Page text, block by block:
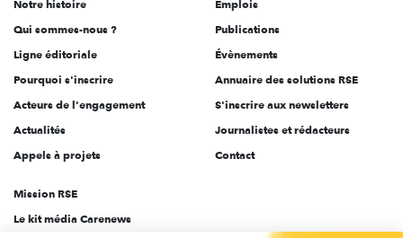
l'engagement
Notre histoire
Qui sommes-nous ?
Ligne éditoriale
Pourquoi s'inscrire
Acteurs de l'engagement
Actualités
Appels à projets
Emplois
Publications
Évènements
Annuaire des solutions RSE
S'inscrire aux newsletters
Journalistes et rédacteurs
Contact
Mission RSE
Le kit média Carenews